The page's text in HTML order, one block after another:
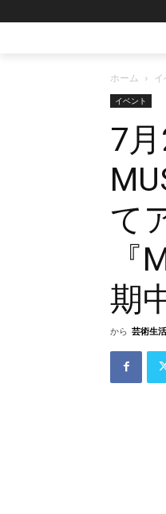
ホーム イ
イベント
7
て
期
から 芸術生